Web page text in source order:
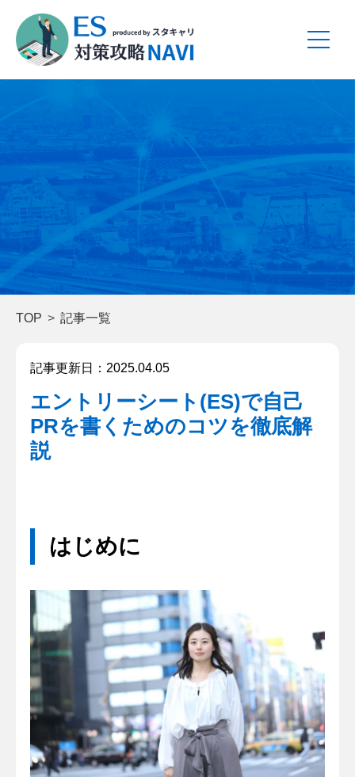
TOP 記事一覧
記事更新日：2025.04.05
エントリーシート(ES)で自己
PRを書くためのコツを徹底解
説
はじめに